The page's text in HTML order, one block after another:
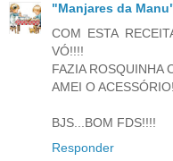
"Manjares da
COM ESTA
VÓ!!!!
FAZIA ROSQUINHA
AMEI O
BJS...BOM FDS!!!!
Responder